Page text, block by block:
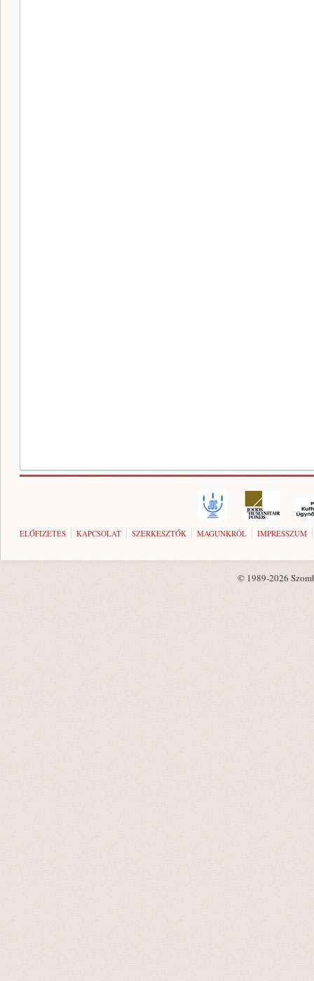
ELŐFIZETÉS KAPCSOLAT SZERKESZTŐK MAGUNKRÓL IMPRESSZUM
© 1989-2026